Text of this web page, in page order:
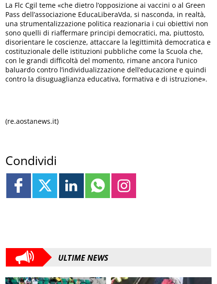
La Flc Cgil teme «che dietro l’opposizione ai vaccini o al Green
Pass dell’associazione EducaLiberaVda, si nasconda, in realtà,
una strumentalizzazione politica reazionaria i cui obiettivi non
sono quelli di riaffermare principi democratici, ma, piuttosto,
disorientare le coscienze, attaccare la legittimità democratica e
costituzionale delle istituzioni pubbliche come la Scuola che,
con le grandi difficoltà del momento, rimane ancora l’unico
baluardo contro l’individualizzazione dell’educazione e quindi
contro la disuguaglianza educativa, formativa e di istruzione».
(re.aostanews.it)
Condividi
ULTIME NEWS